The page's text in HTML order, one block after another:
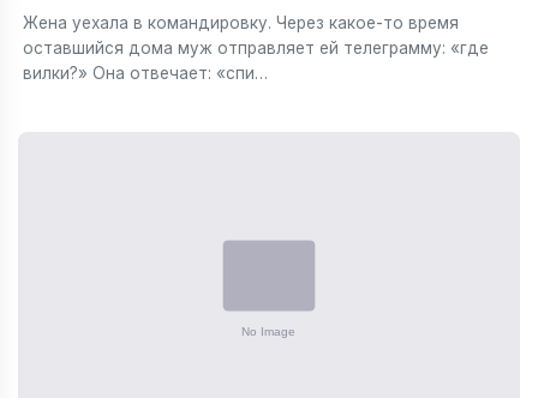
Жена уехала в командировку. Через какое-то время
оставшийся дома муж отправляет ей телеграмму: «где
вилки?» Она отвечает: «спи…